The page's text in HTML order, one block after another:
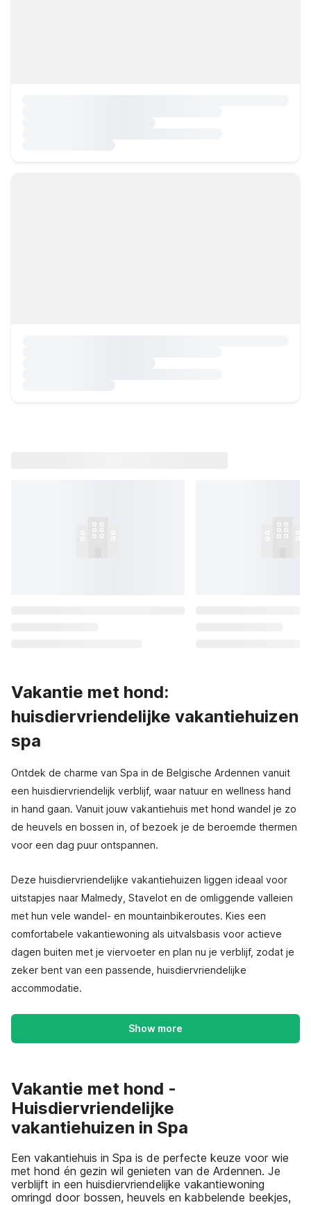
Vakantie met hond:
huisdiervriendelijke vakantiehuizen
spa
Ontdek de charme van Spa in de Belgische Ardennen vanuit
een huisdiervriendelijk verblijf, waar natuur en wellness hand
in hand gaan. Vanuit jouw vakantiehuis met hond wandel je zo
de heuvels en bossen in, of bezoek je de beroemde thermen
voor een dag puur ontspannen.
Deze huisdiervriendelijke vakantiehuizen liggen ideaal voor
uitstapjes naar Malmedy, Stavelot en de omliggende valleien
met hun vele wandel- en mountainbikeroutes. Kies een
comfortabele vakantiewoning als uitvalsbasis voor actieve
dagen buiten met je viervoeter en plan nu je verblijf, zodat je
zeker bent van een passende, huisdiervriendelijke
accommodatie.
Show more
Vakantie met hond -
Huisdiervriendelijke
vakantiehuizen in Spa
Een vakantiehuis in Spa is de perfecte keuze voor wie
met hond én gezin wil genieten van de Ardennen. Je
verblijft in een huisdiervriendelijke vakantiewoning
omringd door bossen, heuvels en kabbelende beekjes,